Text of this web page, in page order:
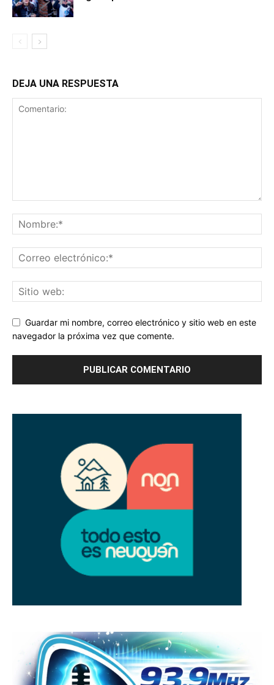
DEJA UNA RESPUESTA
Guardar mi nombre, correo electrónico y sitio web en este
navegador la próxima vez que comente.